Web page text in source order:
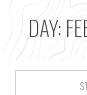
DAY: